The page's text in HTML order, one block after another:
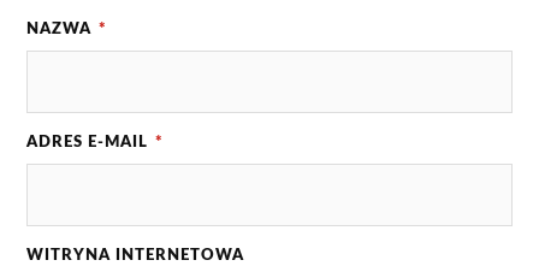
NAZWA *
ADRES E-MAIL *
WITRYNA INTERNETOWA